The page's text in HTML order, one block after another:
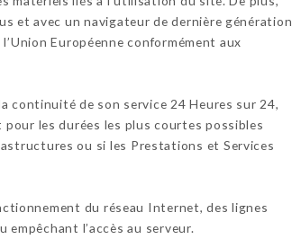
et avec un navigateur de dernière génération
Européenne conformément aux
continuité de son service 24 Heures sur 24,
pour les durées les plus courtes possibles
ou si les Prestations et Services
du réseau Internet, des lignes
l’accès au serveur.